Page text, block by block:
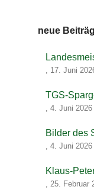
neue
, 17. Juni
TGS-
, 4. Juni 2026
Bilder des
, 4. Juni 2026
Klaus-
, 25. Februar